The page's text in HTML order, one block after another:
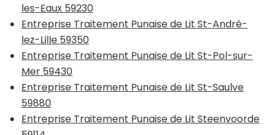
les-Eaux 59230
Entreprise Traitement Punaise de Lit St-André-
lez-Lille 59350
Entreprise Traitement Punaise de Lit St-Pol-sur-
Mer 59430
Entreprise Traitement Punaise de Lit St-Saulve
59880
Entreprise Traitement Punaise de Lit Steenvoorde